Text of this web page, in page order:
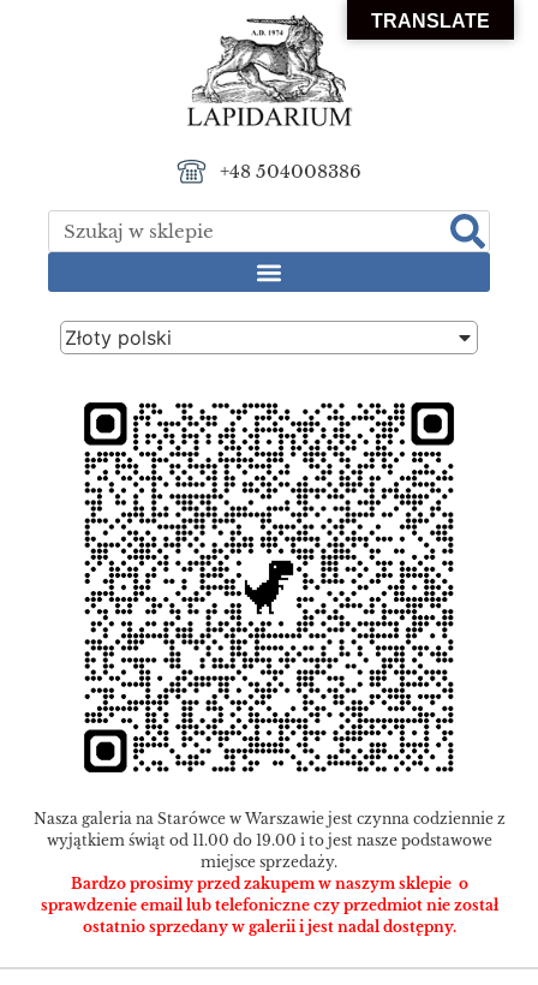
+48 504008386
Złoty polski
Nasza galeria na Starówce w Warszawie jest czynna codziennie z
wyjątkiem świąt od 11.00 do 19.00 i to jest nasze podstawowe
miejsce sprzedaży.
Bardzo prosimy przed zakupem w naszym sklepie o
sprawdzenie email lub telefoniczne czy przedmiot nie został
ostatnio sprzedany w galerii i jest nadal dostępny.
TRANSLATE